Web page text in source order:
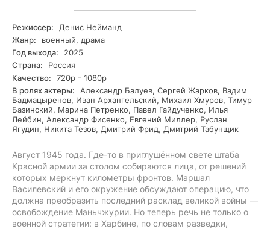
Режиссер:
Денис Нейманд
Жанр:
военный, драма
Год выхода:
2025
Страна:
Россия
Качество:
720р - 1080р
В ролях актеры:
Александр Балуев, Сергей Жарков, Вадим
Бадмацыренов, Иван Архангельский, Михаил Хмуров, Тимур
Базинский, Марина Петренко, Павел Гайдученко, Илья
Лейбин, Александр Фисенко, Евгений Миллер, Руслан
Ягудин, Никита Тезов, Дмитрий Фрид, Дмитрий Табунщик
Август 1945 года. Где-то в приглушённом свете штаба
Красной армии за столом собираются лица, от решений
которых меркнут километры фронтов. Маршал
Василевский и его окружение обсуждают операцию, что
должна преобразить последний расклад великой войны —
освобождение Маньчжурии. Но теперь речь не только о
военной стратегии: в Харбине, по словам разведки,